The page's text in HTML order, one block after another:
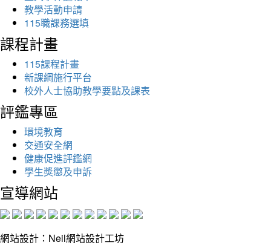
教學活動申請
115職課務選填
課程計畫
115課程計畫
新課綱施行平台
校外人士協助教學要點及課表
評鑑專區
環境教育
交通安全網
健康促進評鑑網
學生獎懲及申訴
宣導網站
網站設計：Neil網站設計工坊